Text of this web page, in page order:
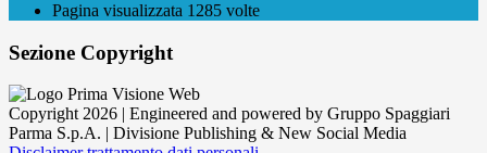
Pagina visualizzata 1285 volte
Sezione Copyright
Copyright 2026 | Engineered and powered by Gruppo Spaggiari
Parma S.p.A. | Divisione Publishing & New Social Media